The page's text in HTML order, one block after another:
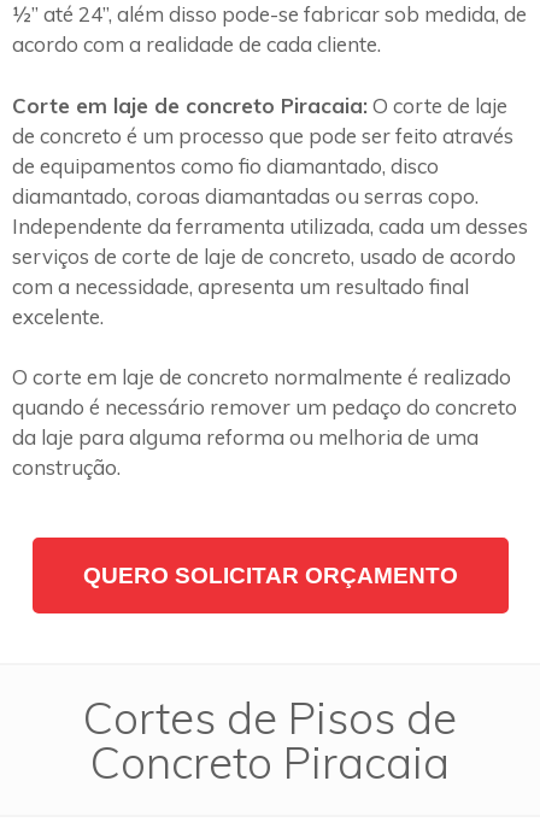
½” até 24”, além disso pode-se fabricar sob medida, de
acordo com a realidade de cada cliente.
Corte em laje de concreto Piracaia: O corte de laje
de concreto é um processo que pode ser feito através
de equipamentos como fio diamantado, disco
diamantado, coroas diamantadas ou serras copo.
Independente da ferramenta utilizada, cada um desses
serviços de corte de laje de concreto, usado de acordo
com a necessidade, apresenta um resultado final
excelente.
O corte em laje de concreto normalmente é realizado
quando é necessário remover um pedaço do concreto
da laje para alguma reforma ou melhoria de uma
construção.
QUERO SOLICITAR ORÇAMENTO
Cortes de Pisos de
Concreto Piracaia